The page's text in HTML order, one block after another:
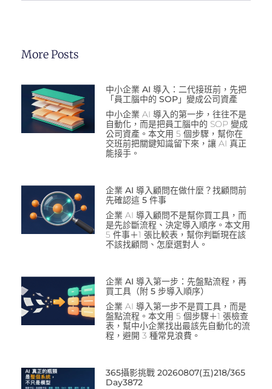
More Posts
中小企業 AI 導入：二代接班前，先把
「員工腦中的 SOP」變成公司資產
中小企業 AI 導入的第一步，往往不是
自動化，而是把員工腦中的 SOP 變成
公司資產。本文用 5 個步驟，幫你在
交班前把關鍵知識留下來，讓 AI 真正
能接手。
企業 AI 導入顧問在做什麼？找顧問前
先確認這 5 件事
企業 AI 導入顧問不是幫你買工具，而
是先診斷流程、決定導入順序。本文用
5 件事＋1 張比較表，幫你判斷現在該
不該找顧問、怎麼選對人。
企業 AI 導入第一步：先盤點流程，再
買工具（附 5 步導入順序）
企業 AI 導入第一步不是買工具，而是
盤點流程。本文用 5 個步驟＋1 張檢查
表，幫中小企業找出最該先自動化的流
程，避開 3 種常見浪費。
365攝影挑戰 20260807(五)218/365
Day3872